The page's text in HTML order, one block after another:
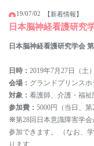
19/07/02 【新着情報】
日本脳神経看護研究
日本脳神経看護研究学会
日時： 2019年7月27日（土
会場： グランドプリンス
対象： 看護師、介護・福
参加費： 5000円（当日、
※第28回日本意識障害学
参加できます。 （なお、
ります。